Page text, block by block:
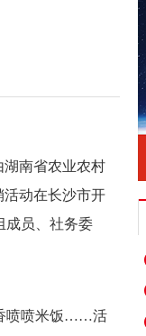
湖南省农业农村
活动在长沙市开
成员、社务委
喷喷米饭……活